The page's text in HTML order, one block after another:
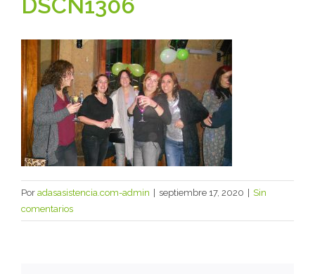
DSCN1306
Por adasasistencia.com-admin septiembre 17, 2020
Sin
comentarios